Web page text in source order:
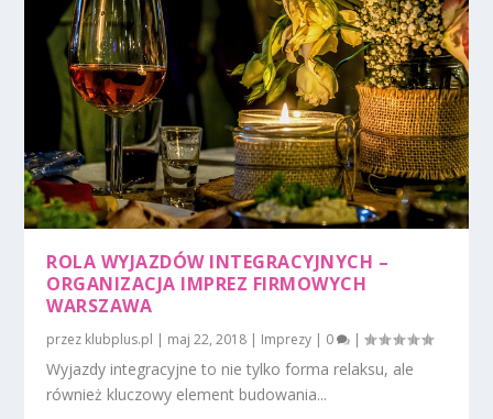
ROLA WYJAZDÓW INTEGRACYJNYCH –
ORGANIZACJA IMPREZ FIRMOWYCH
WARSZAWA
przez klubplus.pl | maj 22, 2018 | Imprezy | 0 |
Wyjazdy integracyjne to nie tylko forma relaksu, ale
również kluczowy element budowania...